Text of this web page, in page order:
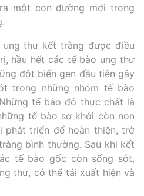
một con đường mới trong
ung thư kết tràng được điều
hầu hết các tế bào ung thư
đột biến gen đầu tiên gây
trong những nhóm tế bào
tế bào đó thực chất là
tế bào sơ khởi còn non
phát triển để hoàn thiện, trở
bình thường. Sau khi kết
tế bào gốc còn sống sót,
thư, có thể tái xuất hiện và